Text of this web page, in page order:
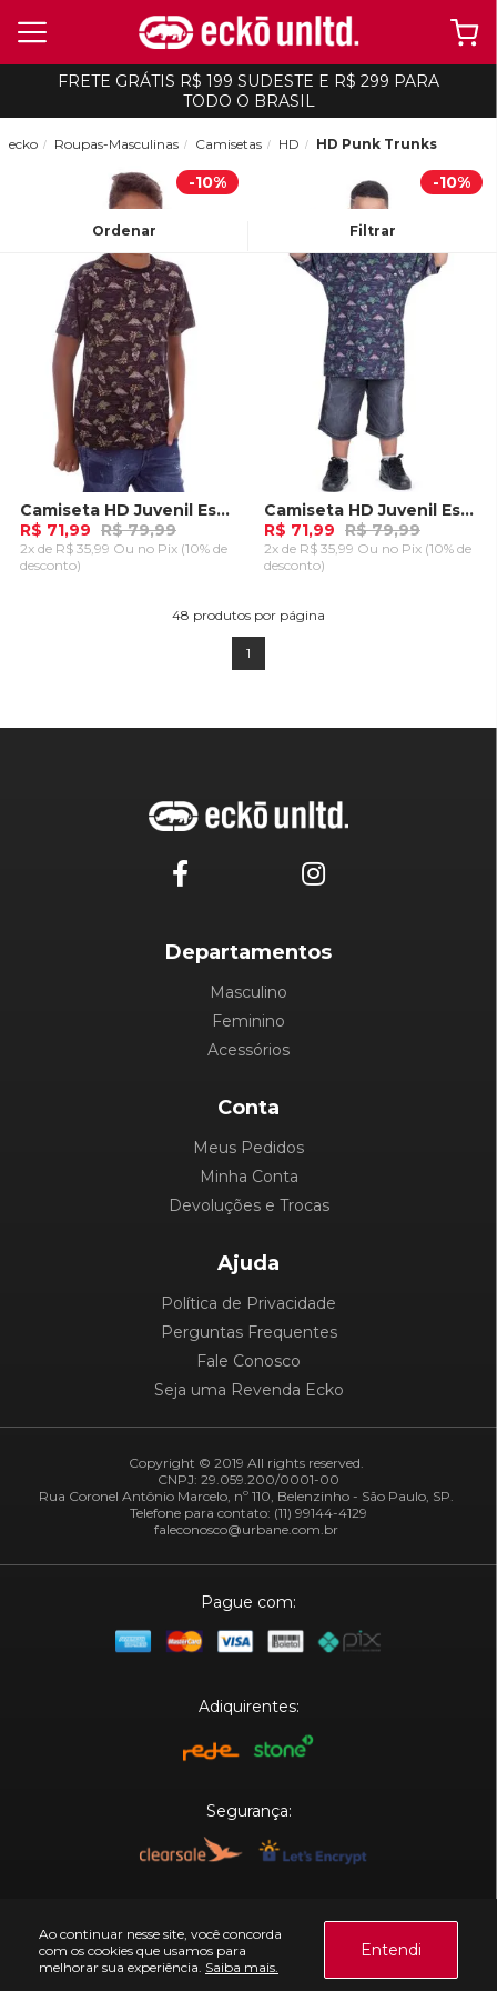
FRETE GRÁTIS R$ 199 SUDESTE E R$ 299 PARA
TODO O BRASIL
Ao continuar nesse site, você concorda
com os cookies que usamos para
melhorar sua experiência. Saiba mais.
Entendi
Ordenar Filtrar
ecko Roupas-Masculinas Camisetas HD HD Punk Trunks
-10%
Camiseta HD Juvenil Especial Estampada Island Preta
R$ 71,99 R$ 79,99
2x de R$ 35,99 Ou no Pix (10% de
desconto)
-10%
Camiseta HD Juvenil Especial Estampada Island Azul Marinho
R$ 71,99 R$ 79,99
2x de R$ 35,99 Ou no Pix (10% de
desconto)
48 produtos por página
1
Departamentos
Masculino
Feminino
Acessórios
Conta
Meus Pedidos
Minha Conta
Devoluções e Trocas
Ajuda
Política de Privacidade
Perguntas Frequentes
Fale Conosco
Seja uma Revenda Ecko
Copyright © 2019 All rights reserved.
CNPJ: 29.059.200/0001-00
Rua Coronel Antônio Marcelo, nº 110, Belenzinho - São Paulo, SP.
Telefone para contato: (11) 99144-4129
faleconosco@urbane.com.br
Pague com:
Adiquirentes:
Segurança: